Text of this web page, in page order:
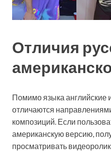
Отличия
Помимо языка английские
отличаются
композиций. Если
американскую версию,
просматривать